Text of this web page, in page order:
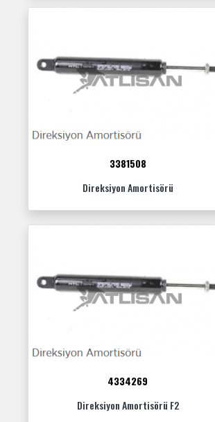
3381508
Direksiyon Amortisörü
4334269
Direksiyon Amortisörü F2